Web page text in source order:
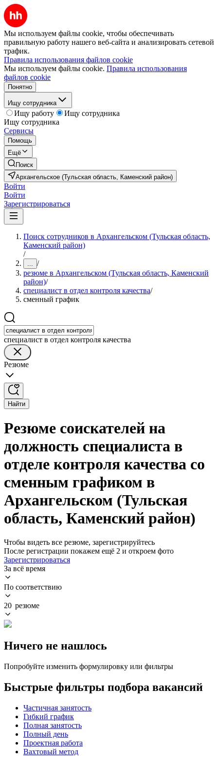
Мы используем файлы cookie, чтобы обеспечивать
правильную работу нашего веб-сайта и анализировать сетевой
трафик.
Правила использования файлов cookie
Мы используем файлы cookie. Правила использования
файлов cookie
Понятно
Ищу сотрудника
Ищу работу
Ищу сотрудника
Ищу сотрудника
Сервисы
Помощь
Ещё
Поиск
Архангельское (Тульская область, Каменский район)
Войти
Войти
Зарегистрироваться
Поиск сотрудников в Архангельском (Тульская область,
Каменский район)
/
... /
резюме в Архангельском (Тульская область, Каменский
район)/
специалист в отдел контроля качества/
сменный график
специалист в отдел контроля качества
Резюме
Найти
Резюме соискателей на
должность специалиста в
отделе контроля качества со
сменным графиком в
Архангельском (Тульская
область, Каменский район)
Чтобы видеть все резюме, зарегистрируйтесь
После регистрации покажем ещё 2 и откроем фото
Зарегистрироваться
За всё время
По соответствию
20 резюме
Ничего не нашлось
Попробуйте изменить формулировку или фильтры
Быстрые фильтры подбора вакансий
Частичная занятость
Гибкий график
Полная занятость
Полный день
Проектная работа
Вахтовый метод